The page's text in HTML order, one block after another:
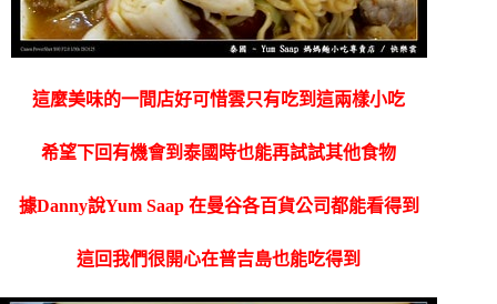
這麼美味的一間店好可惜雲只有吃到這兩樣小吃
希望下回有機會到泰國時也能再試試其他食物
據Danny說Yum Saap 在曼谷各百貨公司都能看得到
這回我們很開心在普吉島也能吃得到